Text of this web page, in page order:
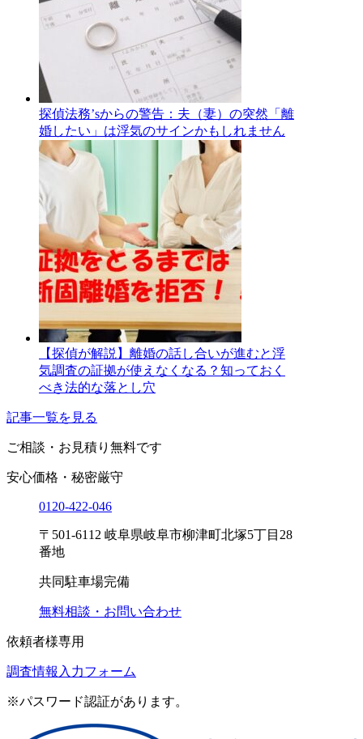
探偵法務’sからの警告：夫（妻）の突然「離
婚したい」は浮気のサインかもしれません
【探偵が解説】離婚の話し合いが進むと浮
気調査の証拠が使えなくなる？知っておく
べき法的な落とし穴
記事一覧を見る
ご相談・お見積り 無料です
安心価格・秘密厳守
0120-422-046
〒501-6112 岐阜県岐阜市柳津町北塚5丁目28
番地
共同駐車場完備
無料相談・お問い合わせ
依頼者様専用
調査情報入力フォーム
※パスワード認証があります。